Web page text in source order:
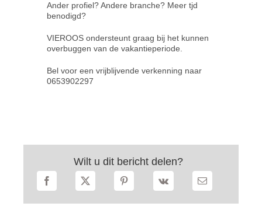
Ander profiel? Andere branche? Meer tjd
benodigd?
VIEROOS ondersteunt graag bij het kunnen
overbuggen van de vakantieperiode.
Bel voor een vrijblijvende verkenning naar
0653902297
Wilt u dit bericht delen?